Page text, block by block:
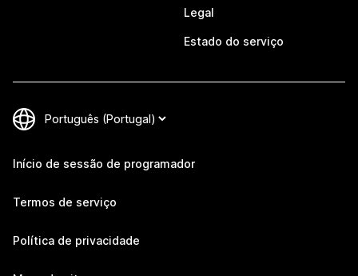
Legal
Estado do serviço
Início de sessão de programador
Termos de serviço
Política de privacidade